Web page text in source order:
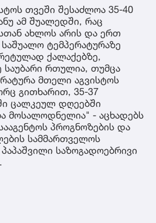
თვეში შესაძლოა 35-40
ამ შუალედში, რაც
ახლოს არის და ერთ
ტემპერატურაზე
ქალაქებზე,
რთულია, თუმცა
მთელი აგვისტოს
გითხარით, 35-37
ცალკეულ დღეებში
მოსალოდნელია" - აცხადებს
პროგნოზების და
სამმართველოს
საზოგადოებრივი